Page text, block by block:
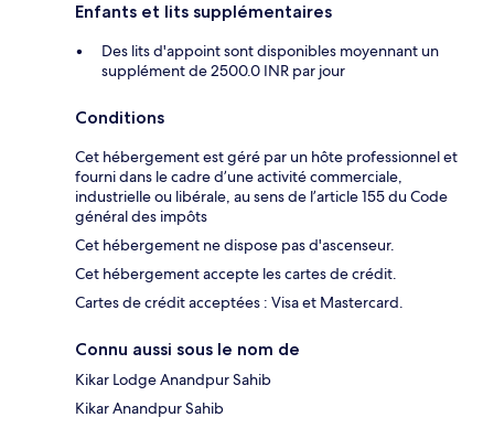
Enfants et lits supplémentaires
Des lits d'appoint sont disponibles moyennant un
supplément de 2500.0 INR par jour
Conditions
Cet hébergement est géré par un hôte professionnel et
fourni dans le cadre d’une activité commerciale,
industrielle ou libérale, au sens de l’article 155 du Code
général des impôts
Cet hébergement ne dispose pas d'ascenseur.
Cet hébergement accepte les cartes de crédit.
Cartes de crédit acceptées : Visa et Mastercard.
Connu aussi sous le nom de
Kikar Lodge Anandpur Sahib
Kikar Anandpur Sahib